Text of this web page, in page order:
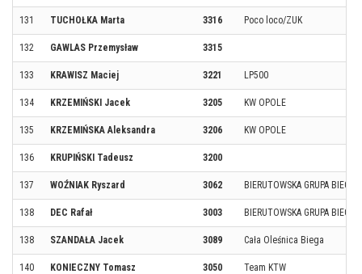
131 TUCHOŁKA Marta 3316 Poco loco/ZUK
132 GAWLAS Przemysław 3315
133 KRAWISZ Maciej 3221 LP500
134 KRZEMIŃSKI Jacek 3205 KW OPOLE
135 KRZEMIŃSKA Aleksandra 3206 KW OPOLE
136 KRUPIŃSKI Tadeusz 3200
137 WOŹNIAK Ryszard 3062 BIERUTOWSKA GRUPA
138 DEC Rafał 3003 BIERUTOWSKA GRUPA
138 SZANDAŁA Jacek 3089 Cała Oleśnica Biega
140 KONIECZNY Tomasz 3050 Team KTW